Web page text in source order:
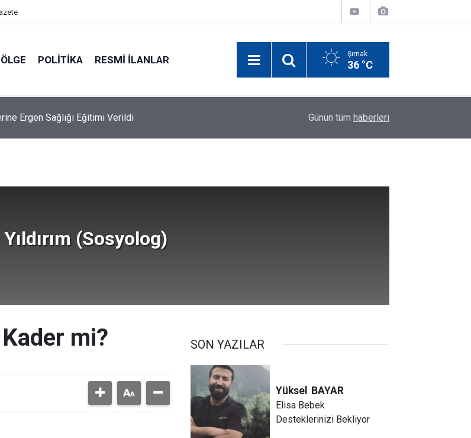
POLITIKA RESMI İLANLAR Şırnak
36 °C
Boğulma Vakalarına Karşı Kritik Uyarılar
Toplantısı
Günün tüm haberleri
(Sosyolog)
mi? SON YAZILAR
Yüksel BAYAR
Elisa Bebek
Desteklerinizi Bekliyor